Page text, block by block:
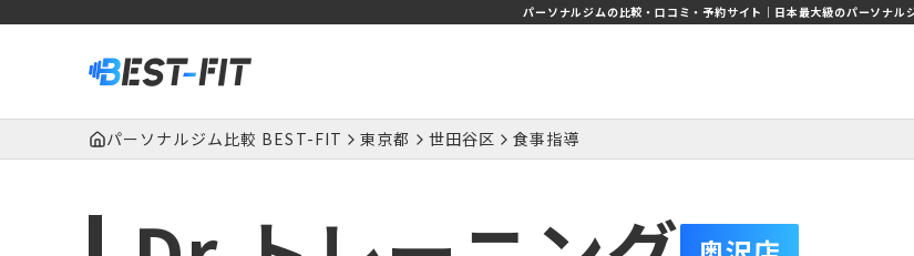
パーソナルジムの比較・口コミ・予約サイト｜日本最大級のパーソナル
パーソナルジム比較 BEST-FIT 東京都 世田谷区 食事指導